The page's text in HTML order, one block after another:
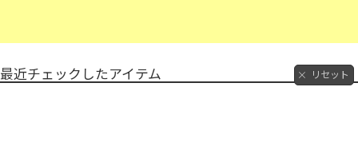
最近チェックしたアイテム リセット